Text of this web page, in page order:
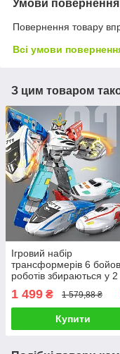
Умови повернення
Повернення товару
Всі умови
З цим товаром
Ігровий набір
трансформерів 6
роботів збираються у 2
гігантів / Літаки поїзди і
танк Рухомі деталі
1 499 ₴ 1 579,88 ₴
Купити